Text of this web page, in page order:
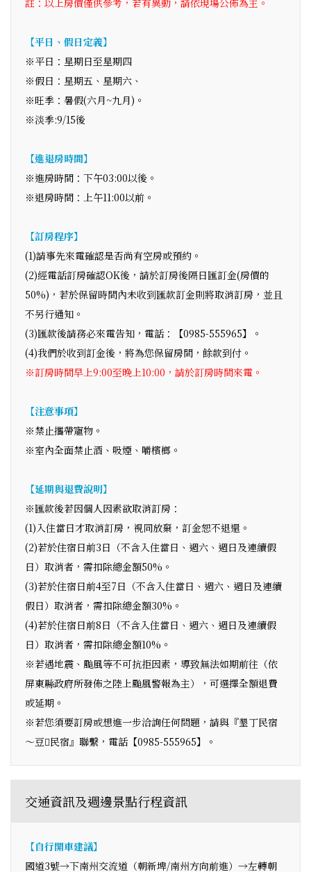
註：以上房價僅供參考，若有異動，請依現場公佈為主。
【平日、假日定義】
※平日：星期日至星期四
※假日：星期五、星期六、
※旺季：暑假(六月~九月)。
※淡季:9/15後
【進退房時間】
※進房時間：下午03:00以後。
※退房時間：上午11:00以前。
【訂房程序】
(1)請事先來電確認是否尚有空房或預約。
(2)經電話訂房確認OK後，請於訂房後隔日匯訂金(房價的
50%)，若於保留時間內未收到匯款訂金則將取消訂房，並且
不另行通知。
(3)匯款後請務必來電告知，電話：【0985-555965】。
(4)我們於收到訂金後，將為您保留房間，餘款到付。
※訂房時間早上9:00至晚上10:00，請於訂房時間來電。
【注意事項】
※禁止攜帶寵物。
※室內全面禁止酒、吸煙、嚼檳榔。
【延期與退費說明】
※匯款後若因個人因素欲取消訂房：
(1)入住當日才取消訂房，視同放棄，訂金恕不退還。
(2)若於住宿日前3日（不含入住當日、週六、週日及連續假
日）取消者，需扣除總金額50%。
(3)若於住宿日前4至7日（不含入住當日、週六、週日及連續
假日）取消者，需扣除總金額30%。
(4)若於住宿日前8日（不含入住當日、週六、週日及連續假
日）取消者，需扣除總金額10%。
※若遇地震、颱風等不可抗拒因素，導致無法如期前往（依
屏東縣政府所發佈之陸上颱風警報為主），可選擇全額退費
或延期。
※若您須要訂房或想進一步洽詢任何問題，請與『墾丁民宿
～豆民宿』聯繫，電話【0985-555965】。
交通資訊及週邊景點行程資訊
【自行開車建議】
國道3號→下南州交流道（朝新埤/南州方向前進）→左轉朝